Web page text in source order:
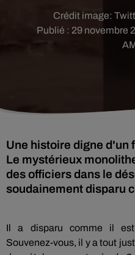
Publié : 29 novembre
Crédit image:
Une histoire digne d'un
Le mystérieux
des officiers dans le
soudainement disparu
Il a disparu comme il est
Souvenez-vous, il y a tout